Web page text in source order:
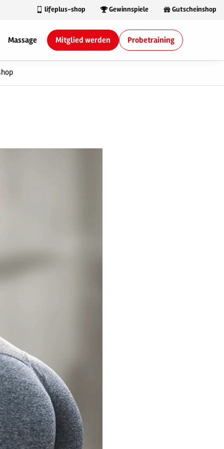
lifeplus-shop Gewinnspiele Gutscheinshop
Massage Mitglied werden Probetraining